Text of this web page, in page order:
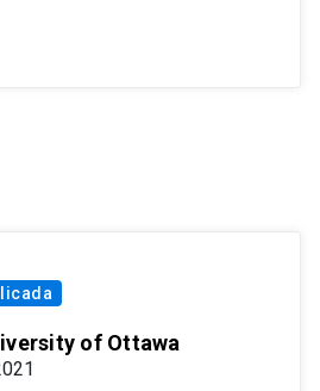
of Ottawa